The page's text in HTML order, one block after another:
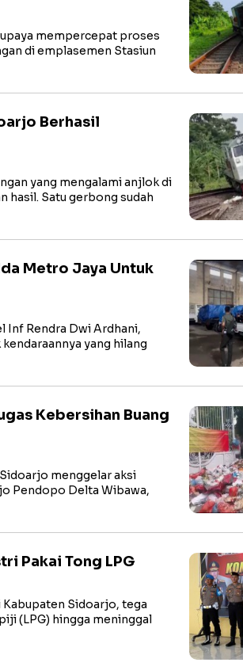
mempercepat proses
di emplasemen Stasiun
Berhasil
yang mengalami anjlok di
hasil. Satu gerbong sudah
Metro Jaya Untuk
Inf Rendra Dwi Ardhani,
yang hilang
Kebersihan Buang
menggelar aksi
Pendopo Delta Wibawa,
Pakai Tong LPG
Sidoarjo, tega
(LPG) hingga meninggal